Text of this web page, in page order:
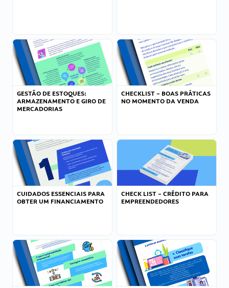
GESTÃO DE ESTOQUES:
ARMAZENAMENTO E GIRO DE
MERCADORIAS
CHECKLIST – BOAS PRÁTICAS
NO MOMENTO DA VENDA
CUIDADOS ESSENCIAIS PARA
OBTER UM FINANCIAMENTO
CHECK LIST – CRÉDITO PARA
EMPREENDEDORES